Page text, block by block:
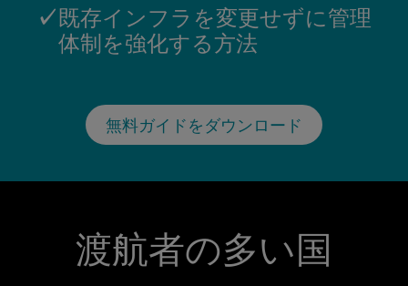
既存インフラを変更せずに管理
体制を強化する方法
無料ガイドをダウンロード
渡航者の多い国